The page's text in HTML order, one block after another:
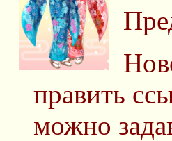
править
можно